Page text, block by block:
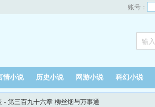
账号：
情小说 历史小说 网游小说 科幻小说
- 第三百九十六章 柳丝烟与万事通